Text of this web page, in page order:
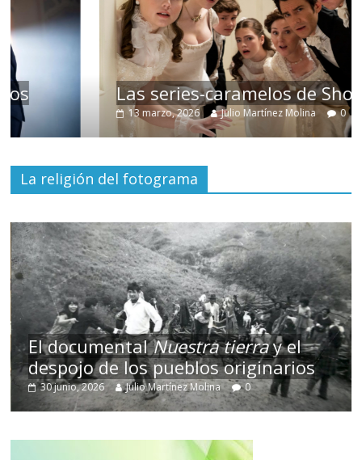
Las series-caramelos de Shondaland
Julio Martínez Molina 0
La religión del fotograma
El documentalNuestra tierray el
despojo de los pueblos originarios
30 junio, 2026 Julio Martínez Molina 0